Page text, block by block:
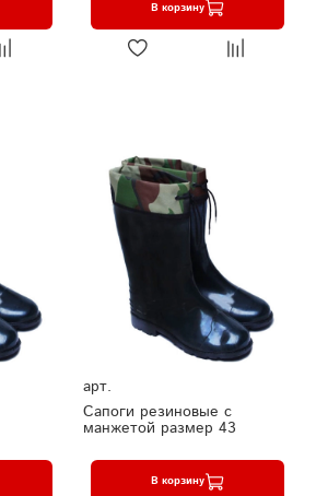
В корзину
арт.
Сапоги резиновые с
манжетой размер 43
В корзину